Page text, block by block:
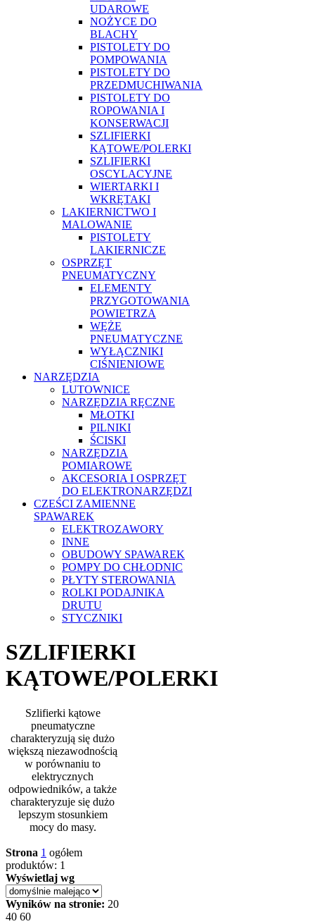
UDAROWE
NOŻYCE DO
BLACHY
PISTOLETY DO
POMPOWANIA
PISTOLETY DO
PRZEDMUCHIWANIA
PISTOLETY DO
ROPOWANIA I
KONSERWACJI
SZLIFIERKI
KĄTOWE/POLERKI
SZLIFIERKI
OSCYLACYJNE
WIERTARKI I
WKRĘTAKI
LAKIERNICTWO I
MALOWANIE
PISTOLETY
LAKIERNICZE
OSPRZĘT
PNEUMATYCZNY
ELEMENTY
PRZYGOTOWANIA
POWIETRZA
WĘŻE
PNEUMATYCZNE
WYŁĄCZNIKI
CIŚNIENIOWE
NARZĘDZIA
LUTOWNICE
NARZĘDZIA RĘCZNE
MŁOTKI
PILNIKI
ŚCISKI
NARZĘDZIA
POMIAROWE
AKCESORIA I OSPRZĘT
DO ELEKTRONARZĘDZI
CZEŚCI ZAMIENNE
SPAWAREK
ELEKTROZAWORY
INNE
OBUDOWY SPAWAREK
POMPY DO CHŁODNIC
PŁYTY STEROWANIA
ROLKI PODAJNIKA
DRUTU
STYCZNIKI
SZLIFIERKI
KĄTOWE/POLERKI
Szlifierki kątowe
pneumatyczne
charakteryzują się dużo
większą niezawodnością
w porównaniu to
elektrycznych
odpowiedników, a także
charakteryzuje się dużo
lepszym stosunkiem
mocy do masy.
Strona 1 ogółem
produktów: 1
Wyświetlaj wg
Wyników na stronie: 20
40 60